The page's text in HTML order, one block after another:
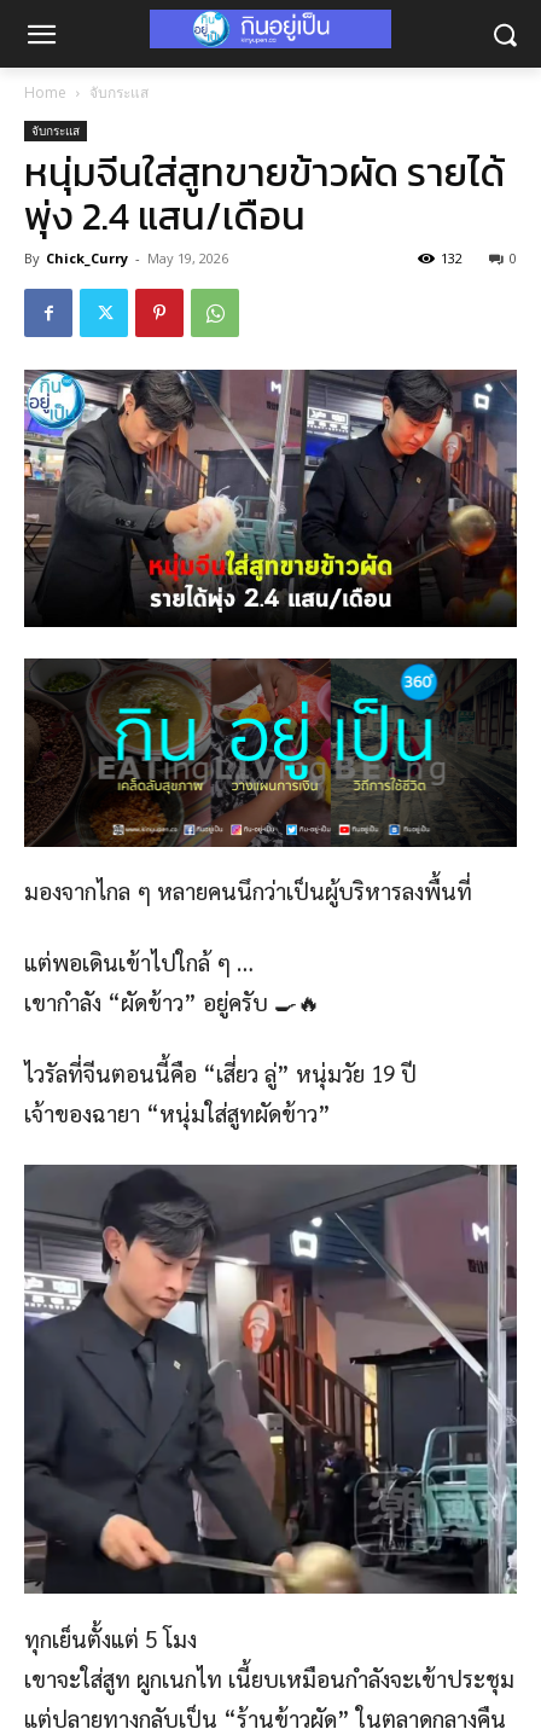
Home จับกระแส
จับกระแส
หนุ่มจีนใส่สูทขายข้าวผัด รายได้
พุ่ง 2.4 แสน/เดือน
By Chick_Curry - May 19, 2026 0
132
มองจากไกล ๆ หลายคนนึกว่าเป็นผู้บริหารลงพื้นที่
แต่พอเดินเข้าไปใกล้ ๆ …
เขากำลัง “ผัดข้าว” อยู่ครับ 🍳🔥
ไวรัลที่จีนตอนนี้คือ “เสี่ยว ลู่” หนุ่มวัย 19 ปี
เจ้าของฉายา “หนุ่มใส่สูทผัดข้าว”
ทุกเย็นตั้งแต่ 5 โมง
เขาจะใส่สูท ผูกเนกไท เนี้ยบเหมือนกำลังจะเข้าประชุม
แต่ปลายทางกลับเป็น “ร้านข้าวผัด” ในตลาดกลางคืน